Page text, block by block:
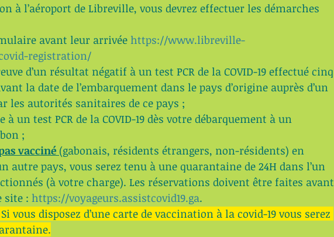
à l’aéroport de Libreville, vous devrez effectuer les démarches
avant leur arrivée https://www.libreville-
registration/
d’un résultat négatif à un test PCR de la COVID-19 effectué cinq
la date de l’embarquement dans le pays d’origine auprès d’un
les autorités sanitaires de ce pays ;
à un test PCR de la COVID-19 dès votre débarquement à un
;
vacciné (gabonais, résidents étrangers, non-résidents) en
autre pays, vous serez tenu à une quarantaine de 24H dans l’un
(à votre charge). Les réservations doivent être faites avant
site : https://voyageurs.assistcovid19.ga.
Si vous disposez d’une carte de vaccination à la covid-19 vous serez